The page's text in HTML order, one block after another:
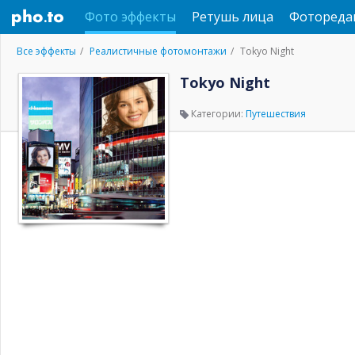
Фото эффекты Ретушь лица
Все эффекты Реалистичные фотомонтажи Tokyo Night
Tokyo Night
Категории: Путешествия